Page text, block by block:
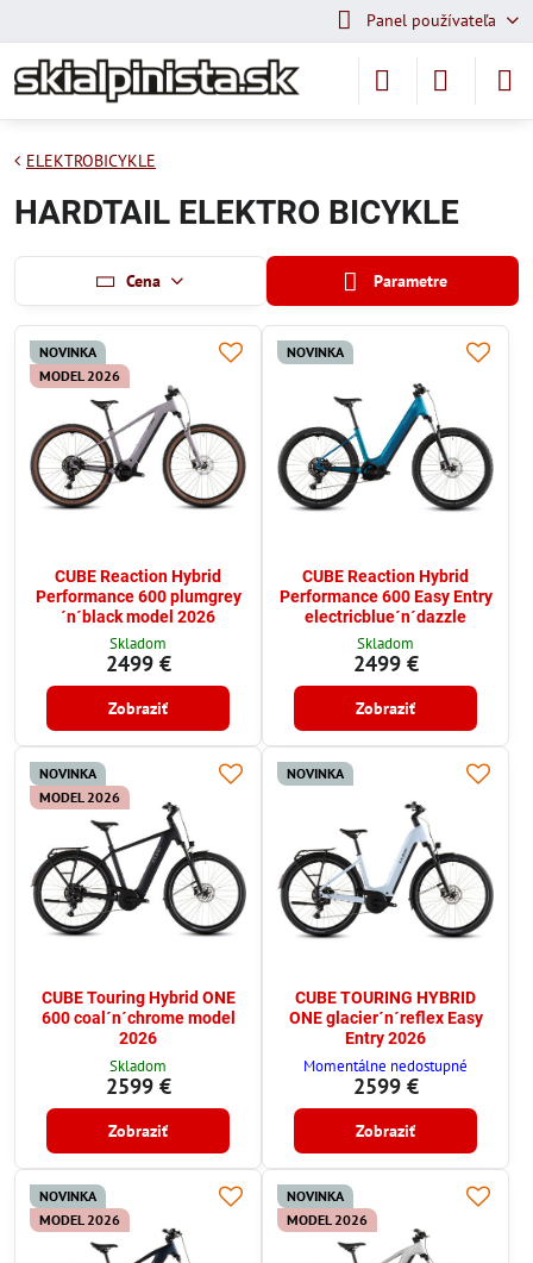
Panel používateľa
ELEKTROBICYKLE
HARDTAIL ELEKTRO BICYKLE
Cena Parametre
NOVINKA
MODEL 2026
CUBE Reaction Hybrid
Performance 600 plumgrey
´n´black model 2026
Skladom
2499 €
Zobraziť
NOVINKA
CUBE Reaction Hybrid
Performance 600 Easy Entry
electricblue´n´dazzle
Skladom
2499 €
Zobraziť
NOVINKA
MODEL 2026
CUBE Touring Hybrid ONE
600 coal´n´chrome model
2026
Skladom
2599 €
Zobraziť
NOVINKA
CUBE TOURING HYBRID
ONE glacier´n´reflex Easy
Entry 2026
Momentálne nedostupné
2599 €
Zobraziť
NOVINKA
MODEL 2026
NOVINKA
MODEL 2026